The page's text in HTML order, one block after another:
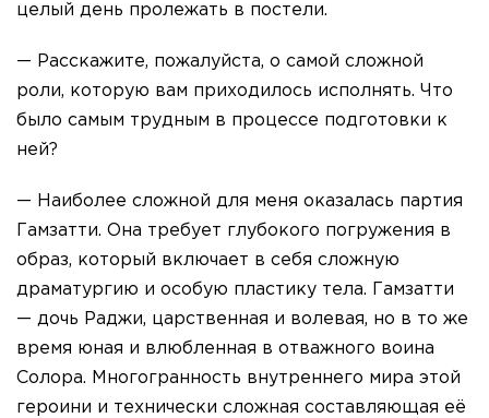
целый день пролежать в постели.
— Расскажите, пожалуйста, о самой сложной
роли, которую вам приходилось исполнять. Что
было самым трудным в процессе подготовки к
ней?
— Наиболее сложной для меня оказалась партия
Гамзатти. Она требует глубокого погружения в
образ, который включает в себя сложную
драматургию и особую пластику тела. Гамзатти
— дочь Раджи, царственная и волевая, но в то же
время юная и влюбленная в отважного воина
Солора. Многогранность внутреннего мира этой
героини и технически сложная составляющая её